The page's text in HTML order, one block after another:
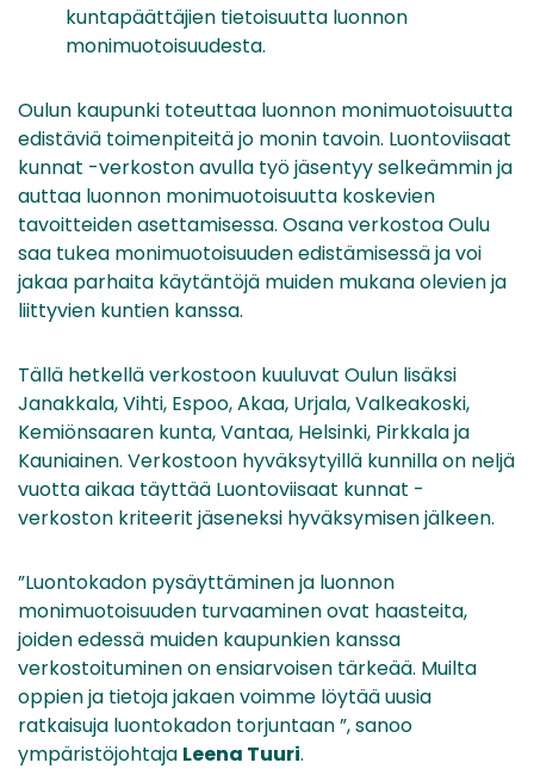
kuntapäättäjien tietoisuutta luonnon
monimuotoisuudesta.
Oulun kaupunki toteuttaa luonnon monimuotoisuutta
edistäviä toimenpiteitä jo monin tavoin. Luontoviisaat
kunnat -verkoston avulla työ jäsentyy selkeämmin ja
auttaa luonnon monimuotoisuutta koskevien
tavoitteiden asettamisessa. Osana verkostoa Oulu
saa tukea monimuotoisuuden edistämisessä ja voi
jakaa parhaita käytäntöjä muiden mukana olevien ja
liittyvien kuntien kanssa.
Tällä hetkellä verkostoon kuuluvat Oulun lisäksi
Janakkala, Vihti, Espoo, Akaa, Urjala, Valkeakoski,
Kemiönsaaren kunta, Vantaa, Helsinki, Pirkkala ja
Kauniainen. Verkostoon hyväksytyillä kunnilla on neljä
vuotta aikaa täyttää Luontoviisaat kunnat -
verkoston kriteerit jäseneksi hyväksymisen jälkeen.
”Luontokadon pysäyttäminen ja luonnon
monimuotoisuuden turvaaminen ovat haasteita,
joiden edessä muiden kaupunkien kanssa
verkostoituminen on ensiarvoisen tärkeää. Muilta
oppien ja tietoja jakaen voimme löytää uusia
ratkaisuja luontokadon torjuntaan ”, sanoo
ympäristöjohtaja Leena Tuuri.